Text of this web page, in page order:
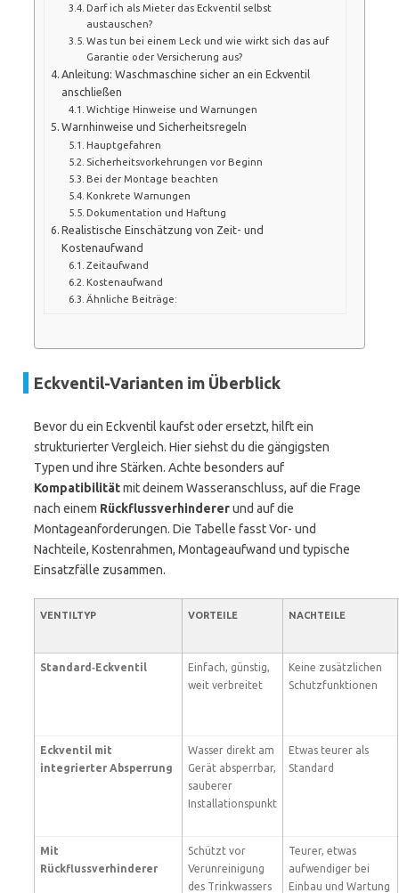
Darf ich als Mieter das Eckventil selbst
austauschen?
Was tun bei einem Leck und wie wirkt sich das auf
Garantie oder Versicherung aus?
Anleitung: Waschmaschine sicher an ein Eckventil
anschließen
Wichtige Hinweise und Warnungen
Warnhinweise und Sicherheitsregeln
Hauptgefahren
Sicherheitsvorkehrungen vor Beginn
Bei der Montage beachten
Konkrete Warnungen
Dokumentation und Haftung
Realistische Einschätzung von Zeit- und
Kostenaufwand
Zeitaufwand
Kostenaufwand
Ähnliche Beiträge:
Eckventil-Varianten im Überblick
Bevor du ein Eckventil kaufst oder ersetzt, hilft ein
strukturierter Vergleich. Hier siehst du die gängigsten
Typen und ihre Stärken. Achte besonders auf
Kompatibilitätmit deinem Wasseranschluss, auf die Frage
nach einem Rückflussverhindererund auf die
Montageanforderungen. Die Tabelle fasst Vor- und
Nachteile, Kostenrahmen, Montageaufwand und typische
Einsatzfälle zusammen.
VENTILTYP VORTEILE NACHTEILE
Standard‑Eckventil
Einfach, günstig,
weit verbreitet
Keine zusätzlichen
Schutzfunktionen
Eckventil mit
integrierter Absperrung
Wasser direkt am
Gerät absperrbar,
sauberer
Installationspunkt
Etwas teurer als
Standard
Mit
Rückflussverhinderer
Schützt vor
Verunreinigung
des Trinkwassers
Teurer, etwas
aufwendiger bei
Einbau und Wartung